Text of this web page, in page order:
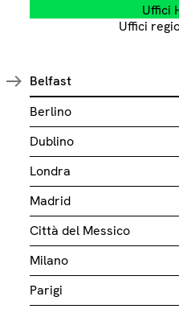
Uffici
Uffici
Belfast
Berlino
Dublino
Londra
Madrid
Città del Messico
Milano
Parigi